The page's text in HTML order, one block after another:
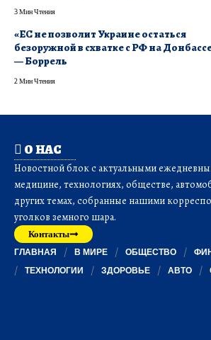
3 Мин Чтения
«ЕС не позволит Украине остаться
безоружной в схватке с РФ на
— Боррель
2 Мин Чтения
О НАС
Новостной блок с актуальными
медицине, технологиях, обществе,
других темах, собранные нашими
уголков земного шара.
Контакты
ГЛАВНАЯ В МИРЕ ОБЩЕСТВО
ТЕХНОЛОГИИ
ЗДОРОВЬЕ АВТО